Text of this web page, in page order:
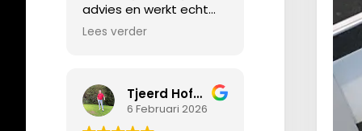
advies en werkt echt
heel precies!
Lees verder
Tjeerd Hofmeyer
6 Februari 2026